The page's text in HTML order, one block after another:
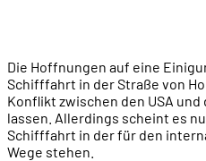
Die Hoffnungen auf eine
Schifffahrt in der Straße von
Konflikt zwischen den USA
lassen. Allerdings scheint es
Schifffahrt in der für den
Wege stehen.